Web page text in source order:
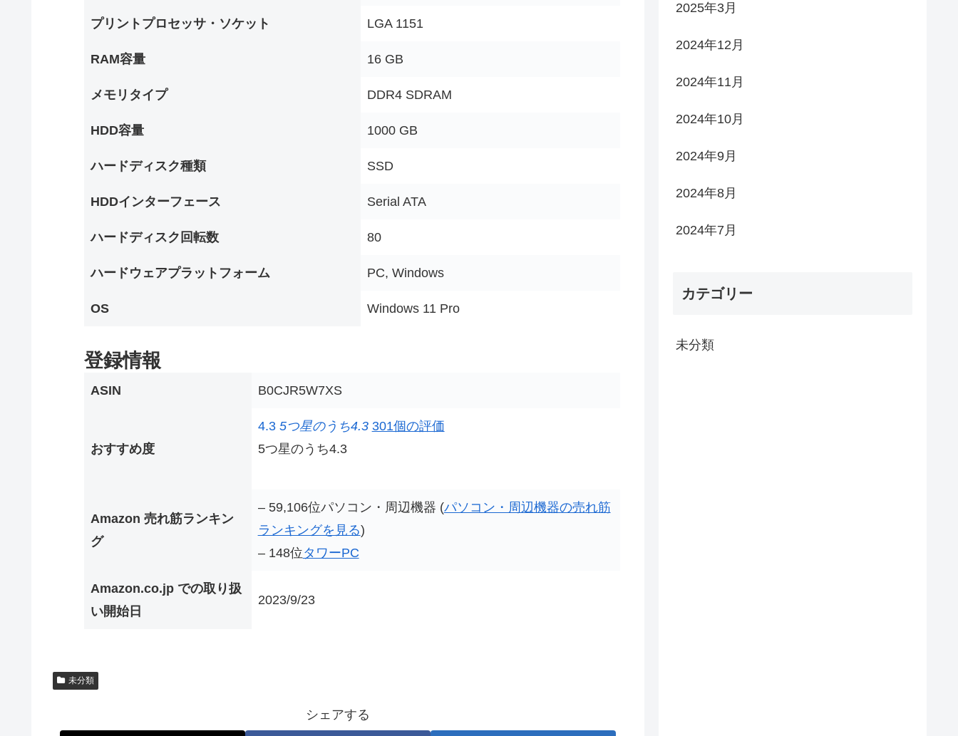
プリントプロセッサ・ソケット ‎LGA 1151
RAM容量 ‎16 GB
メモリタイプ ‎DDR4 SDRAM
HDD容量 ‎1000 GB
ハードディスク種類 ‎SSD
HDDインターフェース ‎Serial ATA
ハードディスク回転数 ‎80
ハードウェアプラットフォーム ‎PC, Windows
OS ‎Windows 11 Pro
登録情報
ASIN B0CJR5W7XS
おすすめ度
4.3 5つ星のうち4.3 301個の評価
5つ星のうち4.3
Amazon 売れ筋ランキン
グ
– 59,106位パソコン・周辺機器 (パソコン・周辺機器の売れ筋
ランキングを見る)
– 148位タワーPC
Amazon.co.jp での取り扱
い開始日
2023/9/23
未分類
シェアする
2025年3月
2024年12月
2024年11月
2024年10月
2024年9月
2024年8月
2024年7月
カテゴリー
未分類